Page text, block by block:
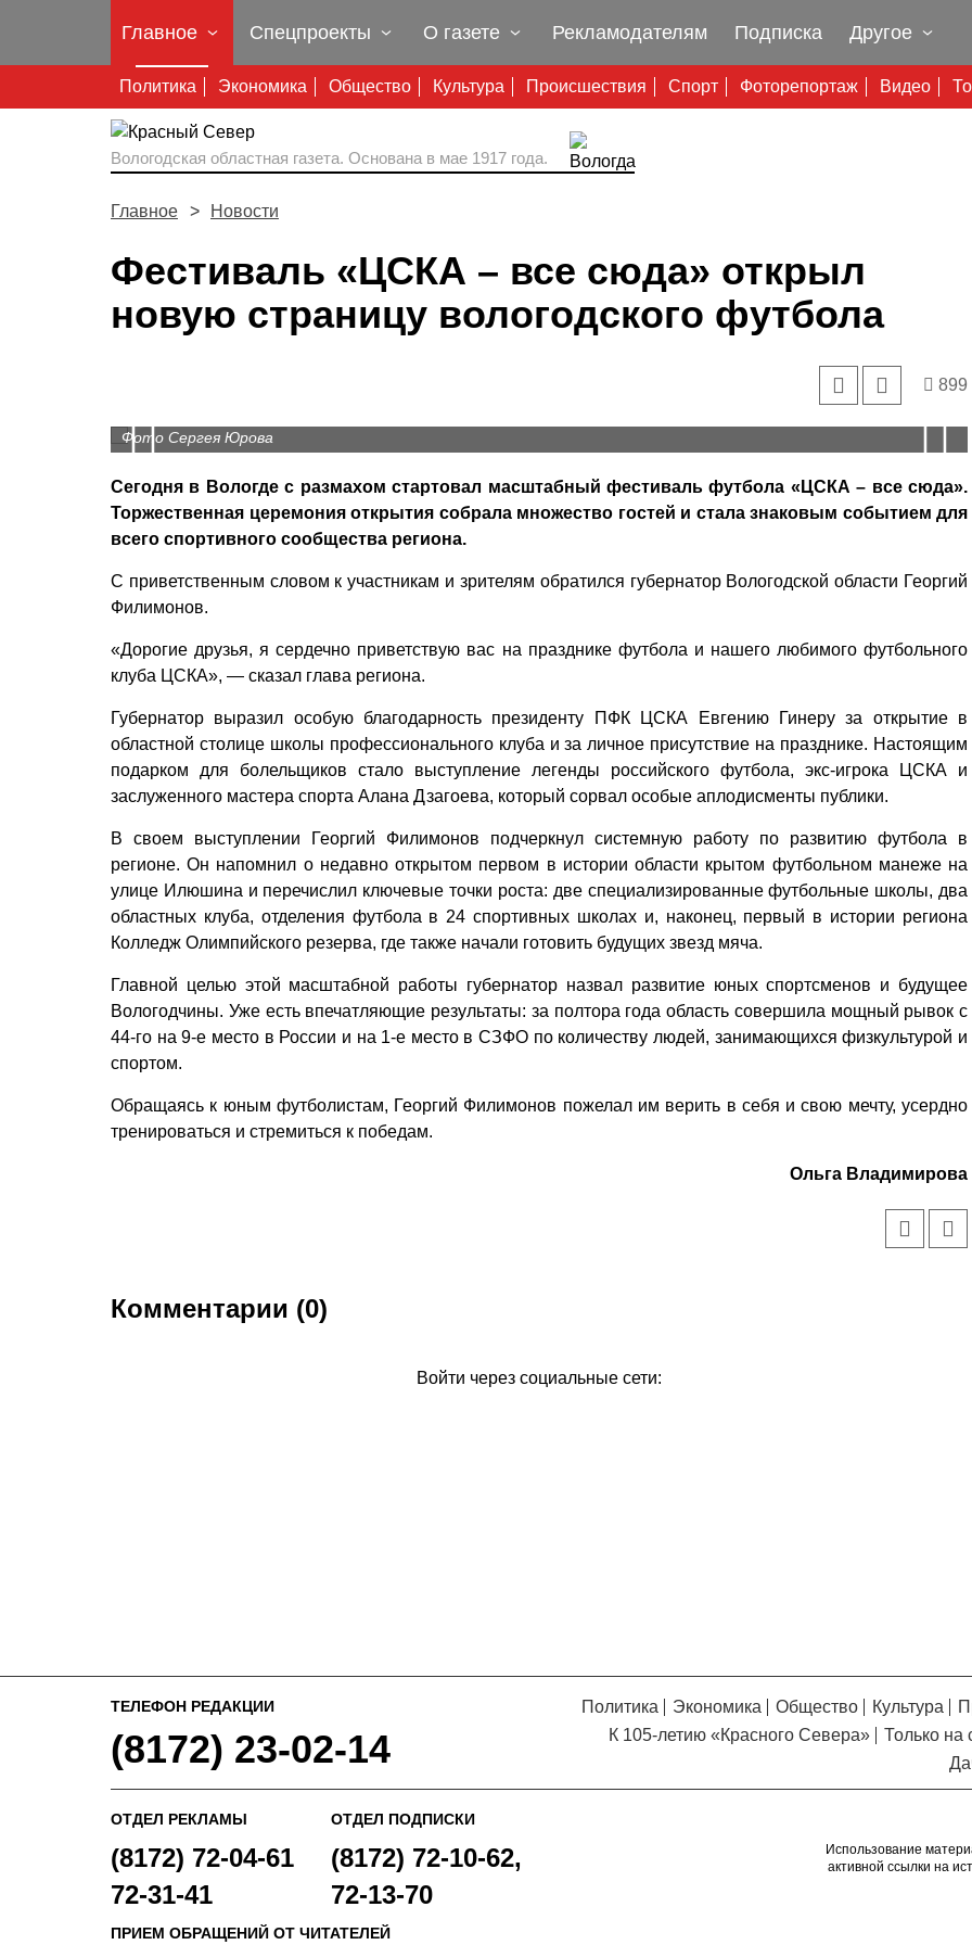
Главное
Политика Экономика Общество Культура Происшествия Спорт Фоторепортаж Видео
Спецпроекты О газете Рекламодателям Подписка Другое
Вологодская областная газета. Основана в мае 1917 года.
Главное Новости
Фестиваль «ЦСКА – все сюда» открыл
новую страницу вологодского футбола
899
Prev
Фото Сергея Юрова
Сегодня в Вологде с размахом стартовал масштабный фестиваль футбола «ЦСКА – все сюда».
Торжественная церемония открытия собрала множество гостей и стала знаковым событием для
всего спортивного сообщества региона.
С приветственным словом к участникам и зрителям обратился губернатор Вологодской области Георгий
Филимонов.
«Дорогие друзья, я сердечно приветствую вас на празднике футбола и нашего любимого футбольного
клуба ЦСКА», — сказал глава региона.
Губернатор выразил особую благодарность президенту ПФК ЦСКА Евгению Гинеру за открытие в
областной столице школы профессионального клуба и за личное присутствие на празднике. Настоящим
подарком для болельщиков стало выступление легенды российского футбола, экс-игрока ЦСКА и
заслуженного мастера спорта Алана Дзагоева, который сорвал особые аплодисменты публики.
В своем выступлении Георгий Филимонов подчеркнул системную работу по развитию футбола в
регионе. Он напомнил о недавно открытом первом в истории области крытом футбольном манеже на
улице Илюшина и перечислил ключевые точки роста: две специализированные футбольные школы, два
областных клуба, отделения футбола в 24 спортивных школах и, наконец, первый в истории региона
Колледж Олимпийского резерва, где также начали готовить будущих звезд мяча.
Главной целью этой масштабной работы губернатор назвал развитие юных спортсменов и будущее
Вологодчины. Уже есть впечатляющие результаты: за полтора года область совершила мощный рывок с
44-го на 9-е место в России и на 1-е место в СЗФО по количеству людей, занимающихся физкультурой и
спортом.
Обращаясь к юным футболистам, Георгий Филимонов пожелал им верить в себя и свою мечту, усердно
тренироваться и стремиться к победам.
Ольга Владимирова
Комментарии (0)
Войти через социальные сети:
ТЕЛЕФОН РЕДАКЦИИ
(8172) 23-02-14
Политика Экономика Общество Культура
К 105-летию «Красного Севера»
Только на
ОТДЕЛ РЕКЛАМЫ
(8172) 72-04-61
72-31-41
ОТДЕЛ ПОДПИСКИ
(8172) 72-10-62,
72-13-70
ПРИЕМ ОБРАЩЕНИЙ ОТ ЧИТАТЕЛЕЙ
Использование
активной ссылки на